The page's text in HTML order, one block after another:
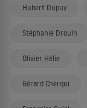
Hubert Dupuy
Stéphanie Drouin
Olivier Hélie
Gérard Cherqui